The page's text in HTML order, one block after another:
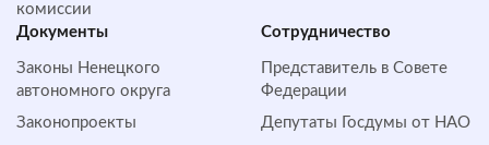
комиссии
Документы
Законы Ненецкого
автономного округа
Законопроекты
Сотрудничество
Представитель в Совете
Федерации
Депутаты Госдумы от НАО